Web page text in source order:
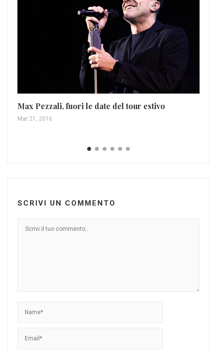
Max Pezzali, fuori le date del tour estivo
Mar 21, 2016
SCRIVI UN COMMENTO